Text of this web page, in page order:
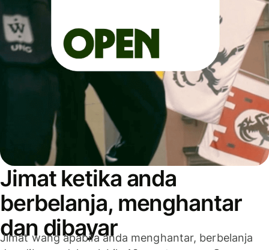
Jimat ketika anda
berbelanja, menghantar
dan dibayar
Jimat wang apabila anda menghantar, berbelanja